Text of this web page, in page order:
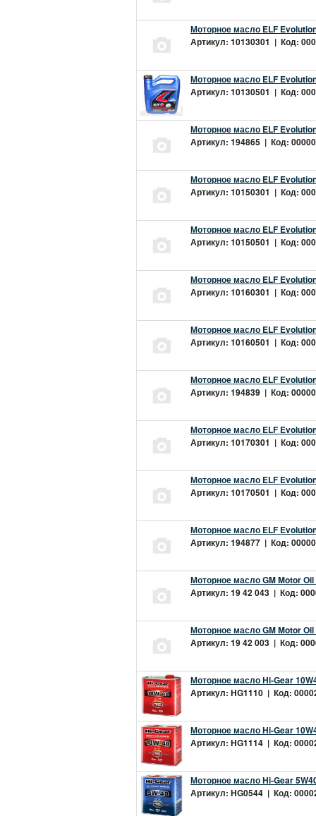
Моторное масло ELF
Артикул: 10130301 | Код:
Моторное масло ELF
Артикул: 10130501 | Код:
Моторное масло ELF
Артикул: 194865 | Код:
Моторное масло ELF
Артикул: 10150301 | Код:
Моторное масло ELF
Артикул: 10150501 | Код:
Моторное масло ELF
Артикул: 10160301 | Код:
Моторное масло ELF
Артикул: 10160501 | Код:
Моторное масло ELF
Артикул: 194839 | Код:
Моторное масло ELF
Артикул: 10170301 | Код:
Моторное масло ELF
Артикул: 10170501 | Код:
Моторное масло ELF
Артикул: 194877 | Код:
Моторное масло GM Motor Oil
Артикул: 19 42 043 | Код:
Моторное масло GM Motor
Артикул: 19 42 003 | Код:
Моторное масло Hi-Gear
Артикул: HG1110 | Код:
Моторное масло Hi-Gear
Артикул: HG1114 | Код:
Моторное масло Hi-Gear
Артикул: HG0544 | Код: